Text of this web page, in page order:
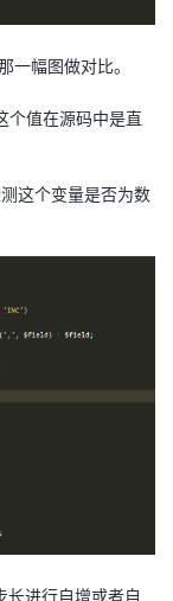
一幅图做对比。
个值在源码中是直
这个变量是否为数
长进行自增或者自